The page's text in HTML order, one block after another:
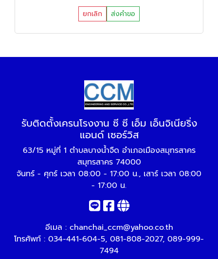
ยกเลิก ส่งคำขอ
รับติดตั้งเครนโรงงาน ซี ซี เอ็ม เอ็นจิเนียริ่ง
แอนด์ เซอร์วิส
63/15 หมู่ที่ 1 ตำบลบางน้ำจืด อำเภอเมืองสมุทรสาคร
สมุทรสาคร 74000
จันทร์ - ศุกร์ เวลา 08:00 - 17:00 น., เสาร์ เวลา 08:00
- 17:00 น.
อีเมล : chanchai_ccm@yahoo.co.th
โทรศัพท์ : 034-441-604-5, 081-808-2027, 089-999-
7494